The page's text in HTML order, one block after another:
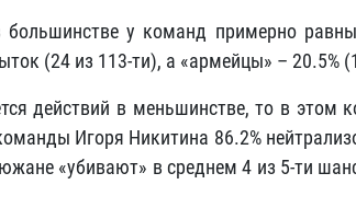
большинстве у команд примерно
(24 из 113-ти), а «армейцы» – 20.5%
действий в меньшинстве, то в этом
Игоря Никитина 86.2%
«убивают» в среднем 4 из 5-ти